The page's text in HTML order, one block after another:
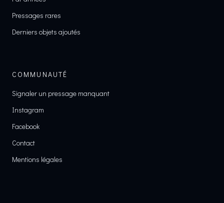
Pressages rares
Derniers objets ajoutés
COMMUNAUTÉ
Signaler un pressage manquant
Instagram
Facebook
Contact
Mentions légales